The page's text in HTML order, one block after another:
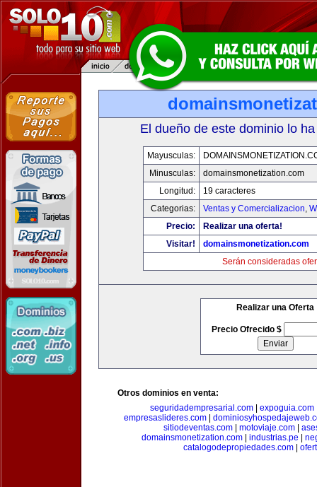
El dueño de este dominio lo
Mayusculas:
Minusculas:
domainsmonetization.com
Longitud:
19 caracteres
Categorias:
Ventas y Comercializacion,
Precio:
Realizar una oferta!
Visitar!
domainsmonetization.com
Serán consideradas
Realizar una Oferta
Precio Ofrecido $
Otros dominios en venta:
seguridadempresarial.com
expoguia.com
empresaslideres.com|
sitiodeventas.com
motoviaje.com
domainsmonetization.com| industrias.pe
catalogodepropiedades.com